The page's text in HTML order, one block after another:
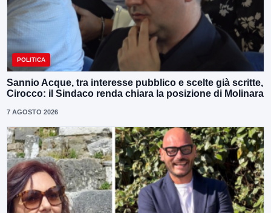
POLITICA
Sannio Acque, tra interesse pubblico e scelte già scritte,
Cirocco: il Sindaco renda chiara la posizione di Molinara
7 AGOSTO 2026